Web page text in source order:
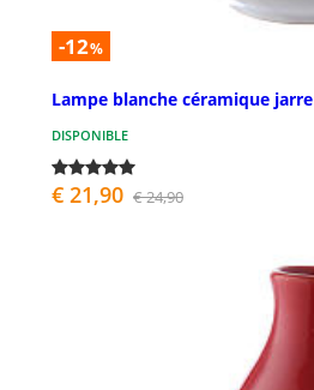
-12%
Lampe blanche céramique jarre
DISPONIBLE
€ 21,90 € 24,90